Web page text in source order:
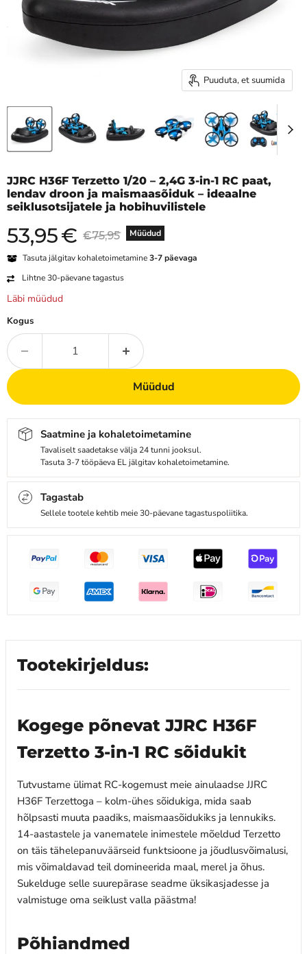
Puuduta, et suumida
JJRC H36F Terzetto 1/20 – 2,4G 3-in-1 RC paat,
lendav droon ja maismaasõiduk – ideaalne
seiklusotsijatele ja hobihuvilistele
Müüdud
Praegune hind
53,95€ Algne hind
€75,95
Tasuta jälgitav kohaletoimetamine3-7 päevaga
Lihtne 30-päevane tagastus
Läbi müüdud
Kogus
Müüdud
Saatmine ja kohaletoimetamine
Tavaliselt saadetakse välja 24 tunni jooksul.
Tasuta 3-7 tööpäeva EL jälgitav kohaletoimetamine.
Tagastab
Sellele tootele kehtib meie 30-päevane tagastuspoliitika.
Tootekirjeldus:
Kogege põnevat JJRC H36F
Terzetto 3-in-1 RC sõidukit
Tutvustame ülimat RC-kogemust meie ainulaadse JJRC
H36F Terzettoga – kolm-ühes sõidukiga, mida saab
hõlpsasti muuta paadiks, maismaasõidukiks ja lennukiks.
14-aastastele ja vanematele inimestele mõeldud Terzetto
on täis tähelepanuväärseid funktsioone ja jõudlusvõimalusi,
mis võimaldavad teil domineerida maal, merel ja õhus.
Sukelduge selle suurepärase seadme üksikasjadesse ja
valmistuge oma seiklust valla päästma!
Põhiandmed